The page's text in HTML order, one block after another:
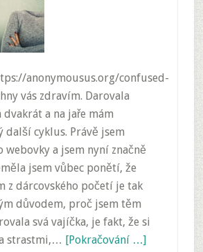
anonymousus.org/confused-
vás zdravím. Darovala
dvakrát a na jaře mám
další cyklus. Právě jsem
a jsem nyní značně
jsem vůbec ponětí, že
z dárcovského početí je tak
důvodem, proč jsem těm
svá vajíčka, je fakt, že si
strastmi,… [Pokračování …]